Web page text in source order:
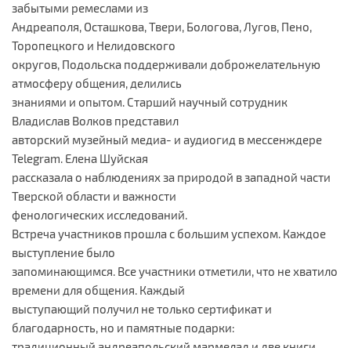
забытыми ремеслами из
Андреаполя, Осташкова, Твери, Бологова, Лугов, Пено,
Торопецкого и Нелидовского
округов, Подольска поддерживали доброжелательную
атмосферу общения, делились
знаниями и опытом. Старший научный сотрудник
Владислав Волков представил
авторский музейный медиа- и аудиогид в мессенждере
Telegram. Елена Шуйская
рассказала о наблюдениях за природой в западной части
Тверской области и важности
фенологических исследований.
Встреча участников прошла с большим успехом. Каждое
выступление было
запоминающимся. Все участники отметили, что не хватило
времени для общения. Каждый
выступающий получил не только сертификат и
благодарность, но и памятные подарки: